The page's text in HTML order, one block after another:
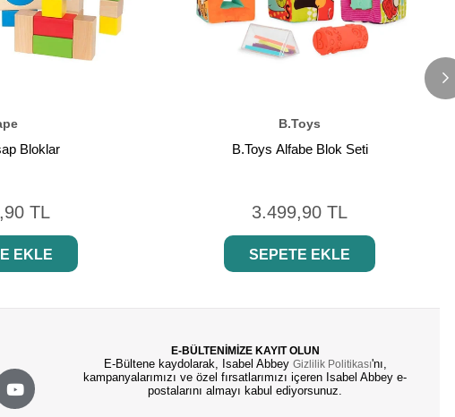
Bloklar
TL
EKLE
B.Toys
B.Toys Alfabe Blok Seti
3.499,90 TL
SEPETE EKLE
E-BÜLTENİMİZE KAYIT OLUN
E-Bültene kaydolarak, Isabel Abbey Gizlilik Politikası'nı,
kampanyalarımızı ve özel fırsatlarımızı içeren Isabel Abbey e-
postalarını almayı kabul ediyorsunuz.